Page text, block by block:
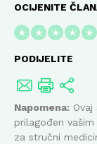
OCIJENITE
★ ★ ★ ★ ★
PODIJELITE
Napomena:
prilagođen
za stručni